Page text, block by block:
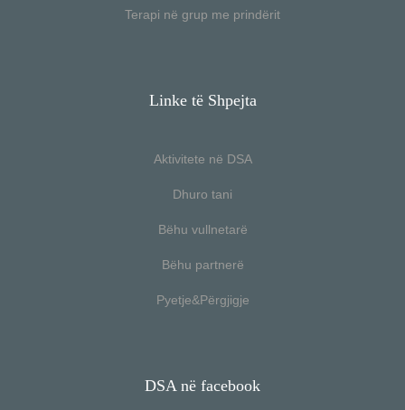
Terapi në grup me prindërit
Linke të Shpejta
Aktivitete në DSA
Dhuro tani
Bëhu vullnetarë
Bëhu partnerë
Pyetje&Përgjigje
DSA në facebook